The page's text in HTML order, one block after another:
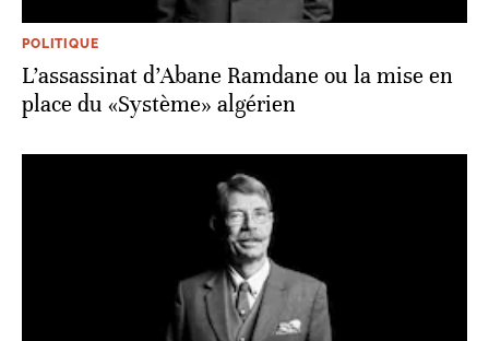
POLITIQUE
L’assassinat d’Abane Ramdane ou la mise en
place du «Système» algérien